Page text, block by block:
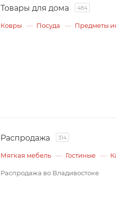
Товары для дома 484
Ковры Посуда Предметы
Распродажа 314
Мягкая мебель Гостиные
Распродажа во Владивостоке